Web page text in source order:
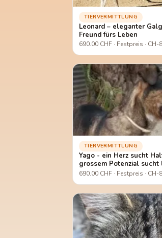
TIERVERMITTLUNG
Leonard – eleganter
Freund fürs Leben
690.00 CHF · Festpreis ·
TIERVERMITTLUNG
Yago - ein Herz sucht
grossem Potenzial
690.00 CHF · Festpreis ·